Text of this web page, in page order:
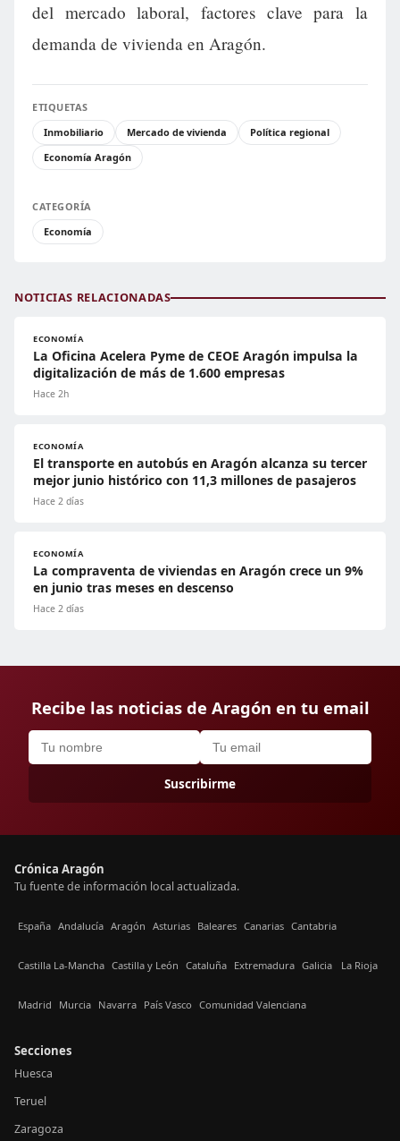
del mercado laboral, factores clave para la
demanda de vivienda en Aragón.
ETIQUETAS
Inmobiliario
Mercado de vivienda
Política regional
Economía Aragón
CATEGORÍA
Economía
NOTICIAS RELACIONADAS
ECONOMÍA
La Oficina Acelera Pyme de CEOE Aragón impulsa la
digitalización de más de 1.600 empresas
Hace 2h
ECONOMÍA
El transporte en autobús en Aragón alcanza su tercer
mejor junio histórico con 11,3 millones de pasajeros
Hace 2 días
ECONOMÍA
La compraventa de viviendas en Aragón crece un 9%
en junio tras meses en descenso
Hace 2 días
Recibe las noticias de Aragón en tu email
Suscribirme
Crónica Aragón
Tu fuente de información local actualizada.
España Andalucía Aragón Asturias Baleares Canarias Cantabria
Castilla La-Mancha Castilla y León Cataluña Extremadura Galicia La Rioja
Madrid Murcia Navarra País Vasco Comunidad Valenciana
Secciones
Huesca
Teruel
Zaragoza